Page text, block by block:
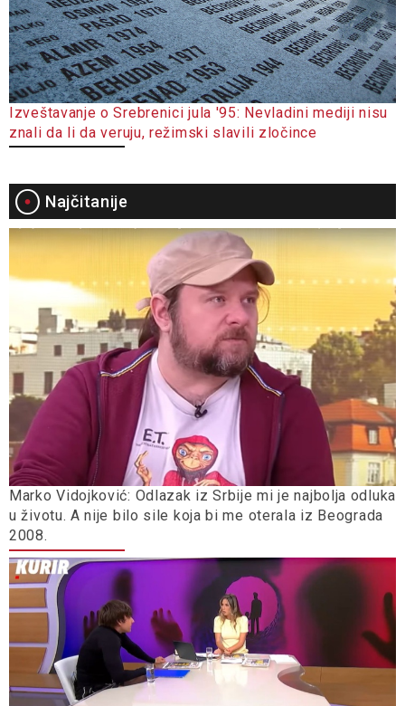
Izveštavanje o Srebrenici jula '95: Nevladini mediji nisu
znali da li da veruju, režimski slavili zločince
Najčitanije
Marko Vidojković: Odlazak iz Srbije mi je najbolja odluka
u životu. A nije bilo sile koja bi me oterala iz Beograda
2008.